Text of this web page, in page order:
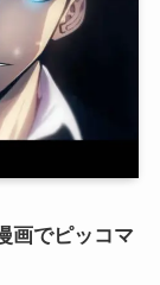
画でピッコマ